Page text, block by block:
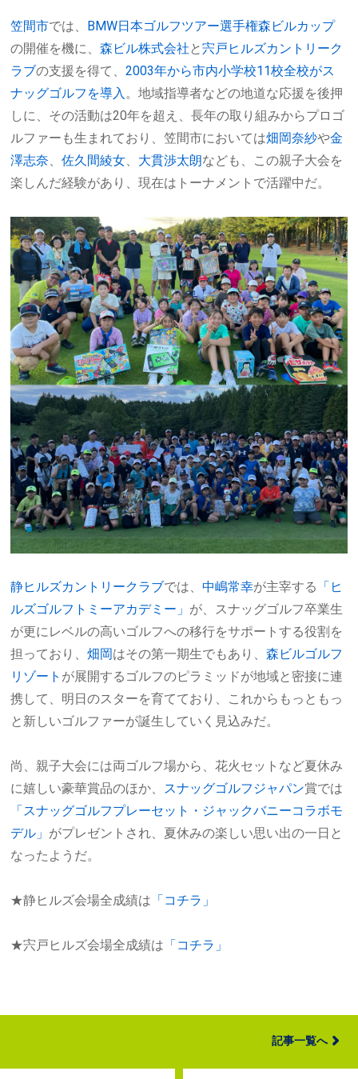
笠間市では、 BMW日本ゴルフツアー選手権森ビルカップ
の開催を機に、森ビル株式会社 と宍戸ヒルズカントリーク
ラブの支援を得て、2003年から市内小学校11校全校がス
ナッグゴルフを導入 。地域指導者などの地道な応援を後押
しに、その活動は20年を超え、長年の取り組みからプロゴ
ルファーも生まれており、笠間市においては畑岡奈紗や金
澤志奈 、佐久間綾女 大貫渉太朗なども、この親子大会を
楽しんだ経験があり、現在はトーナメントで活躍中だ。
静ヒルズカントリークラブでは、中嶋常幸が主宰する 「ヒ
ルズゴルフトミーアカデミー」 が、スナッグゴルフ卒業生
が更にレベルの高いゴルフへの移行をサポートする役割を
担っており、畑岡はその第一期生でもあり、森ビルゴルフ
リゾート が展開するゴルフのピラミッドが地域と密接に連
携して、明日のスターを育てており、これからもっともっ
と新しいゴルファーが誕生していく見込みだ。
尚、親子大会には両ゴルフ場から、花火セットなど夏休み
に嬉しい豪華賞品のほか、 スナッグゴルフジャパン賞では
「スナッグゴルフプレーセット・ジャックバニーコラボモ
デル」 がプレゼントされ、夏休みの楽しい思い出の一日と
なったようだ。
★静ヒルズ会場全成績は 「コチラ」
★宍戸ヒルズ会場全成績は 「コチラ」
記事一覧へ